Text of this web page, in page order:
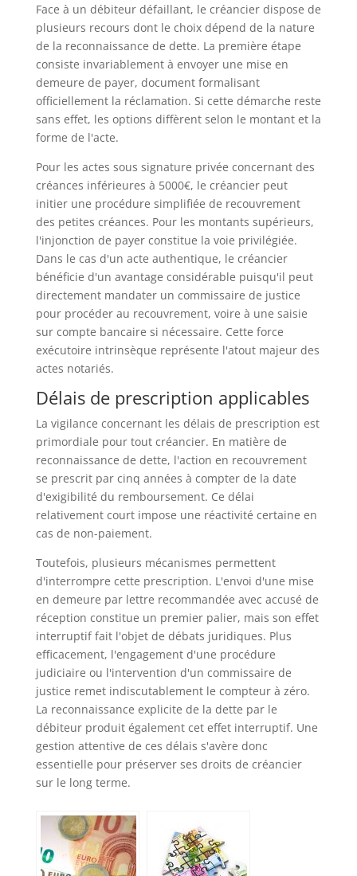
Face à un débiteur défaillant, le créancier dispose de
plusieurs recours dont le choix dépend de la nature
de la reconnaissance de dette. La première étape
consiste invariablement à envoyer une mise en
demeure de payer, document formalisant
officiellement la réclamation. Si cette démarche reste
sans effet, les options diffèrent selon le montant et la
forme de l'acte.
Pour les actes sous signature privée concernant des
créances inférieures à 5000€, le créancier peut
initier une procédure simplifiée de recouvrement
des petites créances. Pour les montants supérieurs,
l'injonction de payer constitue la voie privilégiée.
Dans le cas d'un acte authentique, le créancier
bénéficie d'un avantage considérable puisqu'il peut
directement mandater un commissaire de justice
pour procéder au recouvrement, voire à une saisie
sur compte bancaire si nécessaire. Cette force
exécutoire intrinsèque représente l'atout majeur des
actes notariés.
Délais de prescription applicables
La vigilance concernant les délais de prescription est
primordiale pour tout créancier. En matière de
reconnaissance de dette, l'action en recouvrement
se prescrit par cinq années à compter de la date
d'exigibilité du remboursement. Ce délai
relativement court impose une réactivité certaine en
cas de non-paiement.
Toutefois, plusieurs mécanismes permettent
d'interrompre cette prescription. L'envoi d'une mise
en demeure par lettre recommandée avec accusé de
réception constitue un premier palier, mais son effet
interruptif fait l'objet de débats juridiques. Plus
efficacement, l'engagement d'une procédure
judiciaire ou l'intervention d'un commissaire de
justice remet indiscutablement le compteur à zéro.
La reconnaissance explicite de la dette par le
débiteur produit également cet effet interruptif. Une
gestion attentive de ces délais s'avère donc
essentielle pour préserver ses droits de créancier
sur le long terme.